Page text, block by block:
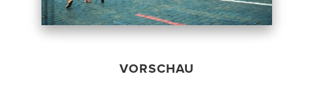
VORSCHAU